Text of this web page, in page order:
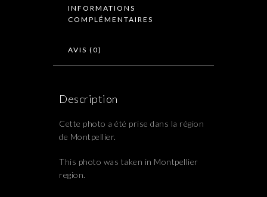
INFORMATIONS
COMPLÉMENTAIRES
AVIS (0)
Description
Cette photo a été prise dans la région
de Montpellier.
This photo was taken in Montpellier
region.